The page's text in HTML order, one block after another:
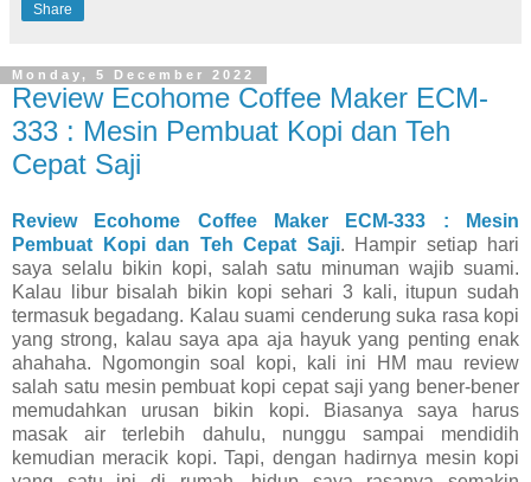
Share
Monday, 5 December 2022
Review Ecohome Coffee Maker ECM-
333 : Mesin Pembuat Kopi dan Teh
Cepat Saji
Review Ecohome Coffee Maker ECM-333 : Mesin
Pembuat Kopi dan Teh Cepat Saji. Hampir setiap hari
saya selalu bikin kopi, salah satu minuman wajib suami.
Kalau libur bisalah bikin kopi sehari 3 kali, itupun sudah
termasuk begadang. Kalau suami cenderung suka rasa kopi
yang strong, kalau saya apa aja hayuk yang penting enak
ahahaha. Ngomongin soal kopi, kali ini HM mau review
salah satu mesin pembuat kopi cepat saji yang bener-bener
memudahkan urusan bikin kopi. Biasanya saya harus
masak air terlebih dahulu, nunggu sampai mendidih
kemudian meracik kopi. Tapi, dengan hadirnya mesin kopi